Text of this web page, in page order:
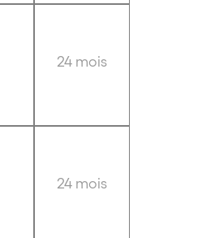
24 mois
24 mois